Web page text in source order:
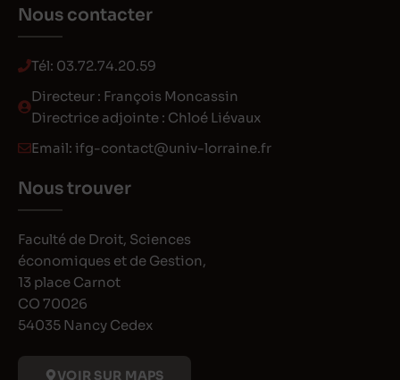
Nous contacter
Tél: 03.72.74.20.59
Directeur : François Moncassin
Directrice adjointe : Chloé Liévaux
Email: ifg-contact@univ-lorraine.fr
Nous trouver
Faculté de Droit, Sciences
économiques et de Gestion,
13 place Carnot
CO 70026
54035 Nancy Cedex
VOIR SUR MAPS